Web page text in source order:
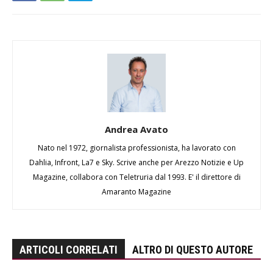
Andrea Avato
Nato nel 1972, giornalista professionista, ha lavorato con
Dahlia, Infront, La7 e Sky. Scrive anche per Arezzo Notizie e Up
Magazine, collabora con Teletruria dal 1993. E' il direttore di
Amaranto Magazine
ARTICOLI CORRELATI ALTRO DI QUESTO AUTORE